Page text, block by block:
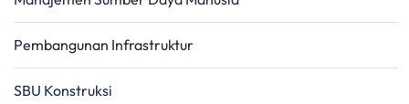
Pembangunan Infrastruktur
SBU Konstruksi